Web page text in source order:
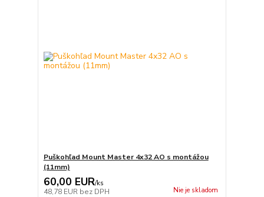
Puškohľad Mount Master 4x32 AO s montážou
(11mm)
60,00 EUR/ks
48,78 EUR bez DPH Nie je skladom